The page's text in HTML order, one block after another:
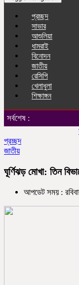
প্রচ্ছদ
সাভার
আশুলিয়া
ধামরাই
বিনোদন
জাতীয়
রেসিপি
খেলাধুলা
শিক্ষাঙ্গন
সর্বশেষ :
প্রচ্ছদ
জাতীয়
ঘূর্ণিঝড় মোখা: তিন
আপডেট সময় :